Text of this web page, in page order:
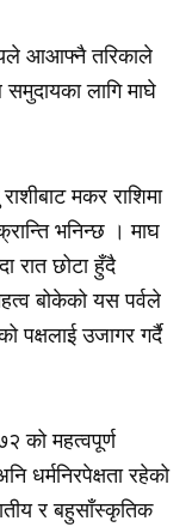
आआफ्नै तरिकाले
लागि माघे
मकर राशिमा
भनिन्छ । माघ
रात छोटा हुँदै
बोकेको यस पर्वले
पक्षलाई उजागर गर्दै
को महत्वपूर्ण
धर्मनिरपेक्षता रहेको
र बहुसाँस्कृतिक